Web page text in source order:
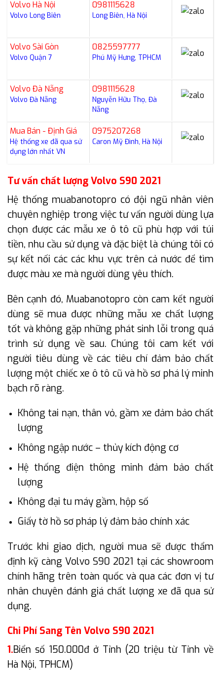
Volvo Hà Nội
Volvo Long Biên
0981115628
Long Biên, Hà Nội
Volvo Sài Gòn
Volvo Quận 7
0825597777
Phú Mỹ Hưng, TPHCM
Volvo Đà Nẵng
Volvo Đà Nẵng
0981115628
Nguyễn Hữu Thọ, Đà
Nẵng
Mua Bán - Định Giá
Hệ thống xe đã qua sử
dụng lớn nhất VN
0975207268
Caron Mỹ Đình, Hà Nội
Tư vấn chất lượng Volvo S90 2021
Hệ thống muabanotopro có đội ngũ nhân viên
chuyên nghiệp trong việc tư vấn người dùng lựa
chọn được các mẫu xe ô tô cũ phù hợp với túi
tiền, nhu cầu sử dụng và đặc biệt là chúng tôi có
sự kết nối các các khu vực trên cả nước để tìm
được màu xe mà người dùng yêu thích.
Bên cạnh đó, Muabanotopro còn cam kết người
dùng sẽ mua được những mẫu xe chất lượng
tốt và không gặp những phát sinh lỗi trong quá
trình sử dụng về sau. Chúng tôi cam kết với
người tiêu dùng về các tiêu chí đảm bảo chất
lượng một chiếc xe ô tô cũ và hồ sơ phá lý minh
bạch rõ ràng.
Không tai nạn, thân vỏ, gầm xe đảm bảo chất
lượng
Không ngập nước – thủy kích động cơ
Hệ thống điện thông minh đảm bảo chất
lượng
Không đại tu máy gầm, hộp số
Giấy tờ hồ sơ pháp lý đảm bảo chính xác
Trước khi giao dịch, người mua sẽ được thẩm
định kỹ càng Volvo S90 2021 tại các showroom
chính hãng trên toàn quốc và qua các đơn vị tư
nhân chuyên đánh giá chất lượng xe đã qua sử
dụng.
Chi Phí Sang Tên Volvo S90 2021
1.Biển số 150.000đ ở Tỉnh (20 triệu từ Tỉnh về
Hà Nội, TPHCM)